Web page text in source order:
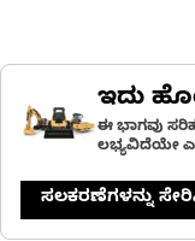
ಇದು
ಈ ಭಾಗವು
ಲಭ್ಯವಿದೆಯೇ
ಸಲಕರಣೆಗಳನ್ನು